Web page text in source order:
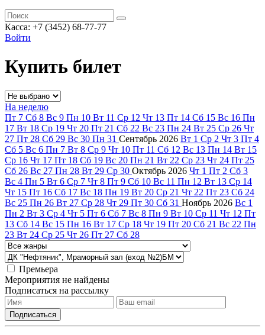
Касса: +7 (3452) 68-77-77
Войти
Купить билет
На неделю
Пт 7 Сб 8 Вс 9 Пн 10 Вт 11 Ср 12 Чт 13 Пт 14 Сб 15 Вс 16 Пн
17 Вт 18 Ср 19 Чт 20 Пт 21 Сб 22 Вс 23 Пн 24 Вт 25 Ср 26 Чт
27 Пт 28 Сб 29 Вс 30 Пн 31 Сентябрь 2026 Вт 1 Ср 2 Чт 3 Пт 4
Сб 5 Вс 6 Пн 7 Вт 8 Ср 9 Чт 10 Пт 11 Сб 12 Вс 13 Пн 14 Вт 15
Ср 16 Чт 17 Пт 18 Сб 19 Вс 20 Пн 21 Вт 22 Ср 23 Чт 24 Пт 25
Сб 26 Вс 27 Пн 28 Вт 29 Ср 30 Октябрь 2026 Чт 1 Пт 2 Сб 3
Вс 4 Пн 5 Вт 6 Ср 7 Чт 8 Пт 9 Сб 10 Вс 11 Пн 12 Вт 13 Ср 14
Чт 15 Пт 16 Сб 17 Вс 18 Пн 19 Вт 20 Ср 21 Чт 22 Пт 23 Сб 24
Вс 25 Пн 26 Вт 27 Ср 28 Чт 29 Пт 30 Сб 31 Ноябрь 2026 Вс 1
Пн 2 Вт 3 Ср 4 Чт 5 Пт 6 Сб 7 Вс 8 Пн 9 Вт 10 Ср 11 Чт 12 Пт
13 Сб 14 Вс 15 Пн 16 Вт 17 Ср 18 Чт 19 Пт 20 Сб 21 Вс 22 Пн
23 Вт 24 Ср 25 Чт 26 Пт 27 Сб 28
Премьера
Мероприятия не найдены
Подписаться на рассылку